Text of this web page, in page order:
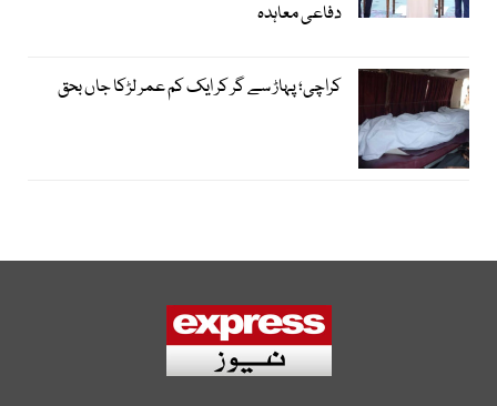
دفاعی معاہدہ
کراچی؛ پہاڑ سے گر کر ایک کم عمر لڑکا جاں بحق